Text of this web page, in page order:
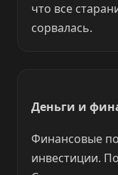
что все
сорвалась.
Деньги и
Финансовые
инвестиции.